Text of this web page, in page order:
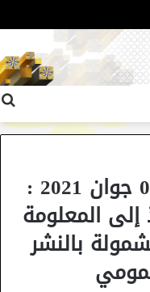
منشور عدد 08 بتاريخ 01 جوان 2021 :
المعلومة
بالنشر